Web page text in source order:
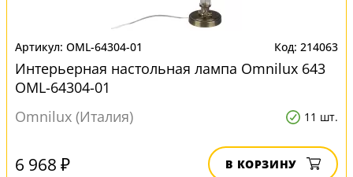
OML-64304-01 214063
Интерьерная настольная лампа Omnilux 643
OML-64304-01
Omnilux (Италия)
11 шт.
6 968 ₽ В КОРЗИНУ